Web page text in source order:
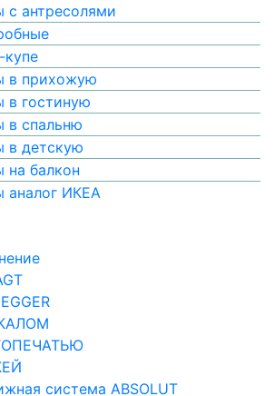
антресолями
в прихожую
в гостиную
в спальню
в детскую
балкон
аналог ИКЕА
система ABSOLUT